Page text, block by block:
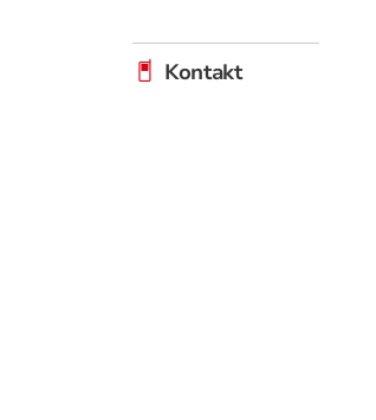
Kontakt